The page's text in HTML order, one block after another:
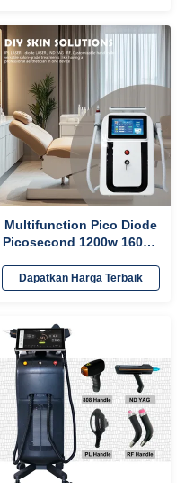
Multifunction Pico Diode
Picosecond 1200w 1600w
Laser Hair Removal
Machine Harga
Dapatkan Harga Terbaik